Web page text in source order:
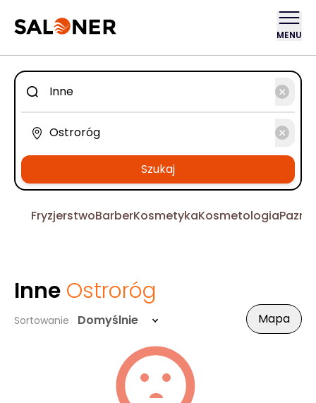
MENU
Szukaj
FryzjerstwoBarberKosmetykaKosmetologia
Inne Ostroróg
Sortowanie Domyślnie Mapa